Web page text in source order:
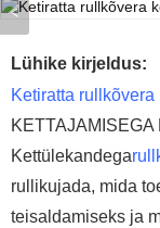
Lühike kirjeldus:
Ketiratta
Kettülekandega
rullikujada, mida
teisaldamiseks ja